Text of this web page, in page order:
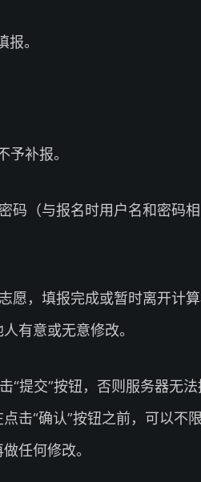
。
予补报。
码（与报名时用户名和密码
愿，填报完成或暂时离开计
有意或无意修改。
“提交”按钮，否则服务器无
击“确认”按钮之前，可以不
任何修改。